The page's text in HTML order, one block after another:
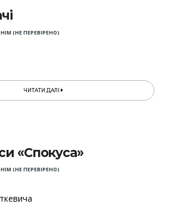
(НЕ ПЕРЕВІРЕНО)
ЧИТАТИ ДАЛІ
«Спокуса»
(НЕ ПЕРЕВІРЕНО)